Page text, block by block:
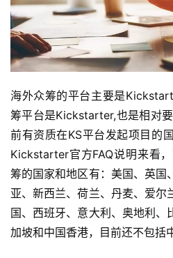
海外众筹的平台主要是
筹平台是Kickstarter,也是相对
前有资质在KS平台发起项目的
Kickstarter官方FAQ说明来看
筹的国家和地区有：美国、英国
亚、新西兰、荷兰、丹麦、爱尔
国、西班牙、意大利、奥地利、
加坡和中国香港，目前还不包括